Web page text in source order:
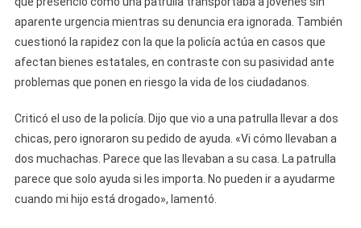
aparente urgencia mientras su denuncia era ignorada. También
cuestionó la rapidez con la que la policía actúa en casos que
afectan bienes estatales, en contraste con su pasividad ante
problemas que ponen en riesgo la vida de los ciudadanos.
Criticó el uso de la policía. Dijo que vio a una patrulla llevar a dos
chicas, pero ignoraron su pedido de ayuda. «Vi cómo llevaban a
dos muchachas. Parece que las llevaban a su casa. La patrulla
parece que solo ayuda si les importa. No pueden ir a ayudarme
cuando mi hijo está drogado», lamentó.